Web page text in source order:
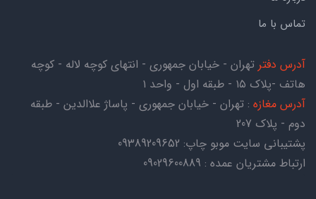
تماس با ما
آدرس دفتر تهران - خیابان جمهوری - انتهای کوچه لاله - کوچه
هاتف -پلاک ۱۵ - طبقه اول - واحد ۱
آدرس مغازه : تهران - خیابان جمهوری - پاساژ علاالدین - طبقه
دوم - پلاک 207
پشتیبانی سایت موبو چاپ: 09389209652
ارتباط مشتریان عمده : 09029600889